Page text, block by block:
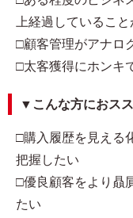
上経過しているこ
□顧客管理がアナロ
□太客獲得にホンキ
▼こんな方におス
□購入履歴を見える
把握したい
□優良顧客をより贔
たい